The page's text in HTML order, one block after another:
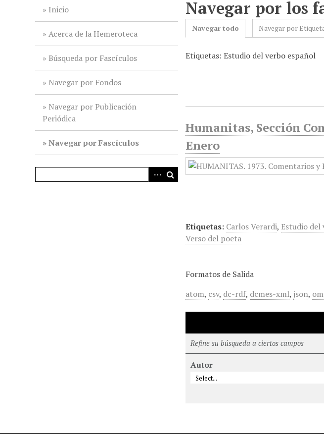
Inicio
Acerca de la Hemeroteca
Búsqueda por Fascículos
Navegar por Fondos
Navegar por Publicación
Periódica
Navegar por Fascículos
Navegar por los
Navegar todo Navegar por
Etiquetas: Estudio del verbo español
Humanitas, Sección
Enero
Etiquetas: Carlos Verardi, Estudio del
Verso del poeta
Formatos de Salida
atom, csv, dc-rdf, dcmes-xml,json,
Refine su búsqueda a ciertos campos
Autor